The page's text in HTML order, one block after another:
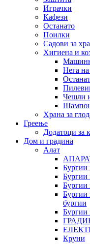
Играчки
Кафези
Останато
Поилки
Садови за
Хигиена и
Нега
Чешли
Храна за
Греење
Додатоци за
Дом и градина
Алат
Бургии
Бургии
Бургии
Бургии
бургии
Бургии
Круни